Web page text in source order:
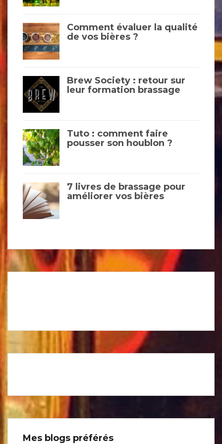
Comment évaluer la qualité
de vos bières ?
Brew Society : retour sur
leur formation brassage
Tuto : comment faire
pousser son houblon ?
7 livres de brassage pour
améliorer vos bières
Mes blogs préférés